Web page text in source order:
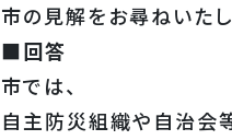
市の見解をお尋ねいたし
■回答
市では、
自主防災組織や自治会